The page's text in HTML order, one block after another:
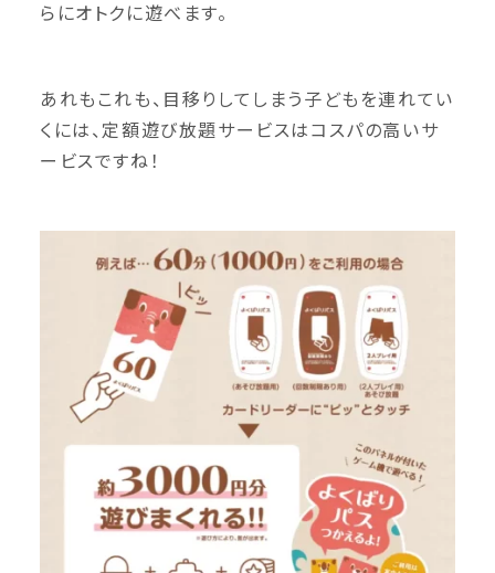
らにオトクに遊べます。
あれもこれも、目移りしてしまう子どもを連れてい
くには、定額遊び放題サービスはコスパの高いサ
ービスですね！